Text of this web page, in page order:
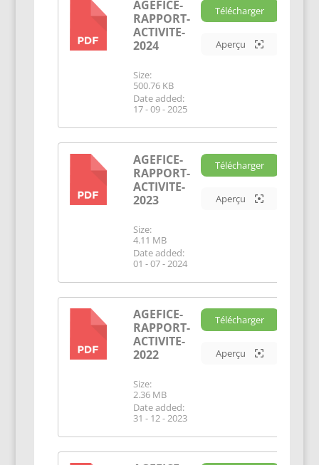
AGEFICE-
RAPPORT-
ACTIVITE-
2024
Size:
500.76 KB
Date added:
17 - 09 - 2025
Télécharger
Aperçu
AGEFICE-
RAPPORT-
ACTIVITE-
2023
Size:
4.11 MB
Date added:
01 - 07 - 2024
Télécharger
Aperçu
AGEFICE-
RAPPORT-
ACTIVITE-
2022
Size:
2.36 MB
Date added:
31 - 12 - 2023
Télécharger
Aperçu